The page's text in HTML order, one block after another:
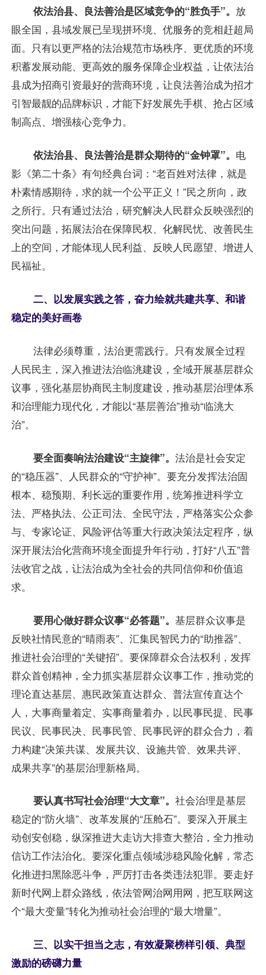
依法治县、良法善治是区域竞争的“胜负手”。 放
眼全国，县域发展已呈现拼环境、优服务的竞相赶超局
面。只有以更严格的法治规范市场秩序、更优质的环境
积蓄发展动能、更高效的服务保障企业权益，让依法治
县成为招商引资最好的营商环境，让良法善治成为招才
引智最靓的品牌标识，才能下好发展先手棋、抢占区域
制高点、增强核心竞争力。
依法治县、良法善治是群众期待的“金钟罩”。 电
影《第二十条》有句经典台词：“老百姓对法律，就是
朴素情感期待，求的就一个公平正义！”民之所向，政
之所行。只有通过法治，研究解决人民群众反映强烈的
突出问题，拓展法治在保障民权、化解民忧、改善民生
上的空间，才能体现人民利益、反映人民愿望、增进人
民福祉。
二、以发展实践之答，奋力绘就共建共享、和谐
稳定的美好画卷
法律必须尊重，法治更需践行。只有发展全过程
人民民主，深入推进法治临洮建设，全域开展基层群众
议事，强化基层协商民主制度建设，推动基层治理体系
和治理能力现代化，才能以“基层善治”推动“临洮大
治”。
要全面奏响法治建设“主旋律”。 法治是社会安定
的“稳压器”、人民群众的“守护神”。要充分发挥法治固
根本、稳预期、利长远的重要作用，统筹推进科学立
法、严格执法、公正司法、全民守法，严格落实公众参
与、专家论证、风险评估等重大行政决策法定程序，纵
深开展法治化营商环境全面提升年行动，打好“八五”普
法收官之战，让法治成为全社会的共同信仰和价值追
求。
要用心做好群众议事“必答题”。 基层群众议事是
反映社情民意的“晴雨表”、汇集民智民力的“助推器”、
推进社会治理的“关键招”。要保障群众合法权利，发挥
群众首创精神，全力抓实基层群众议事工作，推动党的
理论直达基层、惠民政策直达群众、普法宣传直达个
人，大事商量着定、实事商量着办，以民事民提、民事
民议、民事民决、民事民管、民事民评的群众合力，着
力构建“决策共谋、发展共议、设施共管、效果共评、
成果共享”的基层治理新格局。
要认真书写社会治理“大文章”。 社会治理是基层
稳定的“防火墙”、改革发展的“压舱石”。要深入开展主
动创安创稳，纵深推进大走访大排查大整治，全力推动
信访工作法治化。要深化重点领域涉稳风险化解，常态
化推进扫黑除恶斗争，严厉打击各类违法犯罪。要走好
新时代网上群众路线，依法管网治网用网，把互联网这
个“最大变量”转化为推动社会治理的“最大增量”。
三、以实干担当之志，有效凝聚榜样引领、典型
激励的磅礴力量